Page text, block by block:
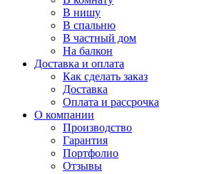
В нишу
В спальню
В частный дом
На балкон
Доставка и оплата
Как сделать заказ
Доставка
Оплата и рассрочка
О компании
Производство
Гарантия
Портфолио
Отзывы